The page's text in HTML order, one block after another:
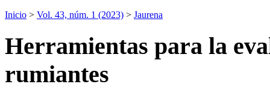
Inicio > Vol. 43, núm. 1 (2023) > Jaurena
Herramientas para la
rumiantes